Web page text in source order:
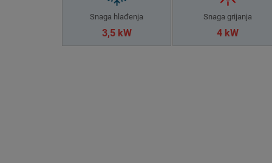
Snaga hlađenja
3,5 kW
Snaga grijanja
4 kW